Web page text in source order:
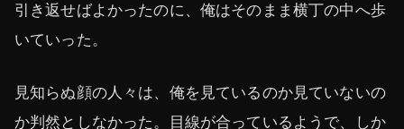
引き返せばよかったのに、俺はそのまま横丁の中へ歩
いていった。
見知らぬ顔の人々は、俺を見ているのか見ていないの
か判然としなかった。目線が合っているようで、しか